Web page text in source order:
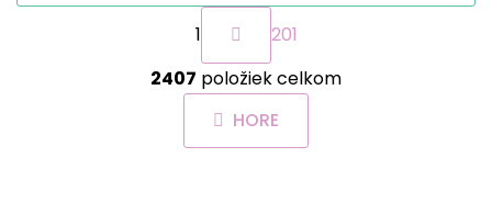
O
v
l
á
d
S
r
á
n
k
o
1
201
2407 položiek celkom
HORE